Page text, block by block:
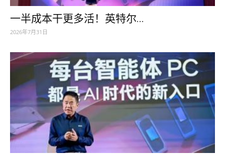
一半成本干更多活！英特尔...
2026年7月31日